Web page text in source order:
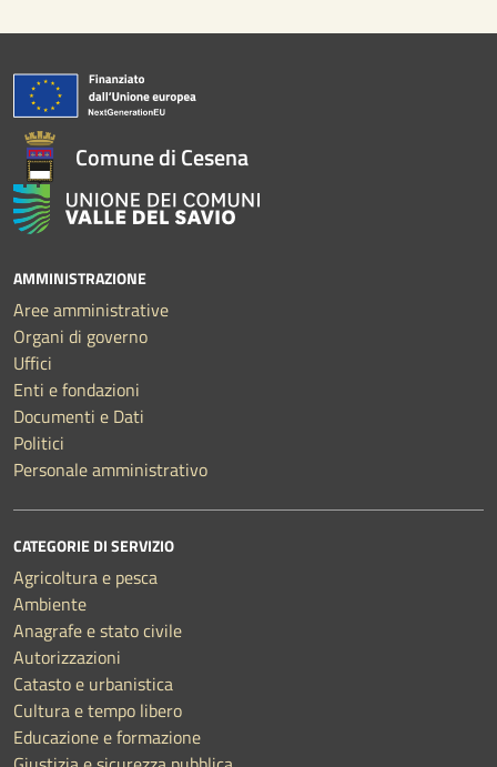
Comune di Cesena
AMMINISTRAZIONE
Aree amministrative
Organi di governo
Uffici
Enti e fondazioni
Documenti e Dati
Politici
Personale amministrativo
CATEGORIE DI SERVIZIO
Agricoltura e pesca
Ambiente
Anagrafe e stato civile
Autorizzazioni
Catasto e urbanistica
Cultura e tempo libero
Educazione e formazione